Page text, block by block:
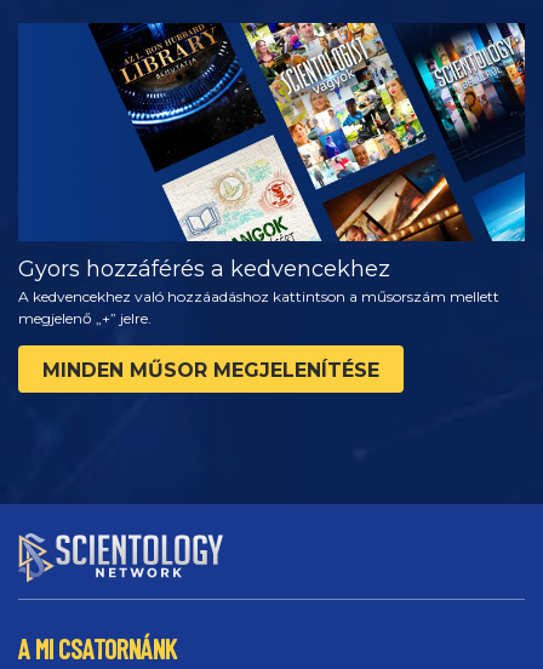
MŰSORNÉZÉS
A SOROZAT
RÉSZEI
Gyors hozzáférés a kedvencekhez
A kedvencekhez való hozzáadáshoz kattintson a műsorszám mellett
megjelenő „+” jelre.
MINDEN MŰSOR MEGJELENÍTÉSE
A MI CSATORNÁNK